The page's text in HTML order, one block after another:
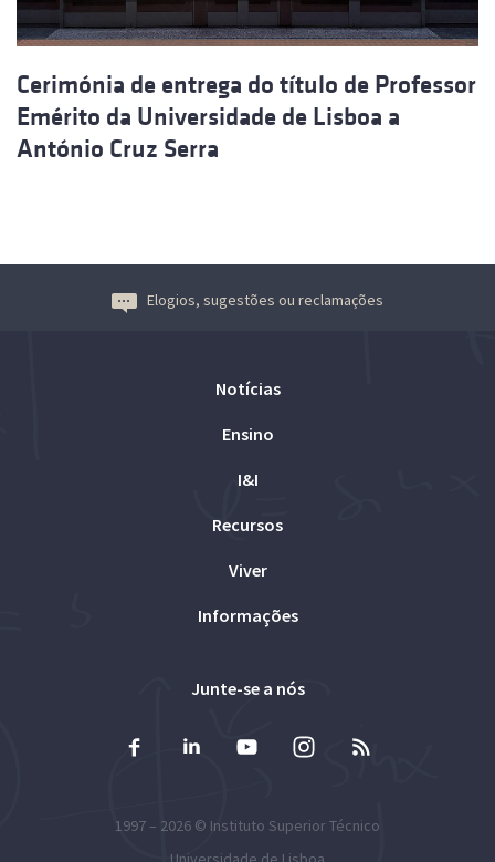
Cerimónia de entrega do título de Professor
Emérito da Universidade de Lisboa a
António Cruz Serra
Elogios, sugestões ou reclamações
Notícias
Ensino
I&I
Recursos
Viver
Informações
Junte-se a nós
1997 – 2026 © Instituto Superior Técnico